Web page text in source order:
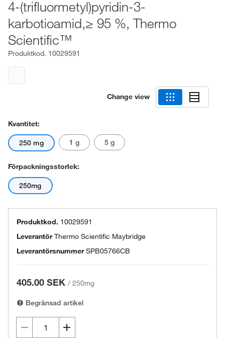
4-(trifluormetyl)pyridin-3-
karbotioamid,≥ 95 %, Thermo
Scientific™
Produktkod. 10029591
Change view
Kvantitet:
250 mg 1 g 5 g
Förpackningsstorlek:
250mg
Produktkod. 10029591
LeverantörThermo Scientific Maybridge
Leverantörsnummer SPB05766CB
405.00 SEK / 250mg
Begränsad artikel